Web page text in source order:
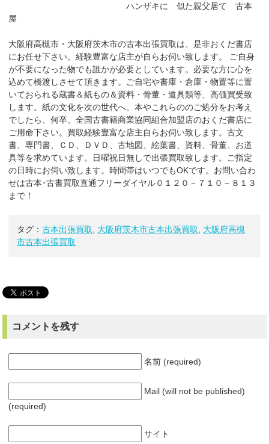
ハンザキに 似た親父居て 古本
屋
大阪府高槻市・大阪府茨木市の古本出張買取は、是非おくだ書店
にお任せ下さい。経験豊富な店主が自らお伺い致します。 ご自身
が不要になった物でも誰かが必要としています。必要な方に心を
込めて橋渡しさせて頂きます。ご自宅や書庫・倉庫・物置等に置
いておられる蔵書＆紙もの＆資料・骨董・道具類等、高価買受致
します。紙の文化を次の世代へ。本やこれらののご処分をお考え
でしたら、何卒、全国古書籍商業協同組合加盟店のおくだ書店に
ご用命下さい。買取経験豊富な店主自らお伺い致します。古文
書、専門書、ＣＤ、ＤＶＤ、古地図、絵葉書、資料、骨董、お道
具等を求めています。日曜祝日無しで出張買取致します。ご指定
の日時にお伺い致します。時間帯はいつでもOKです。お問い合わ
せは古本･古書買取直通フリーダイヤル０１２０－７１０－８１３
まで！
タグ：古本出張買取 大阪府茨木市古本出張買取
大阪府高槻
市古本出張買取
コメントを残す
名前 (required)
Mail (will not be published)
(required)
サイト